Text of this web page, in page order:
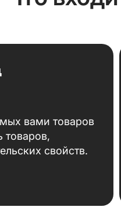
вами товаров
товаров,
свойств.